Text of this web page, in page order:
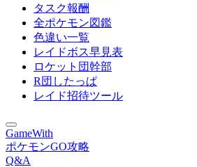
タスク報酬
全ポケモン図鑑
色違い一覧
レイドボス早見表
ロケット団幹部
R団したっぱ
レイド招待ツール
GameWith
ポケモンGO攻略
Q&A